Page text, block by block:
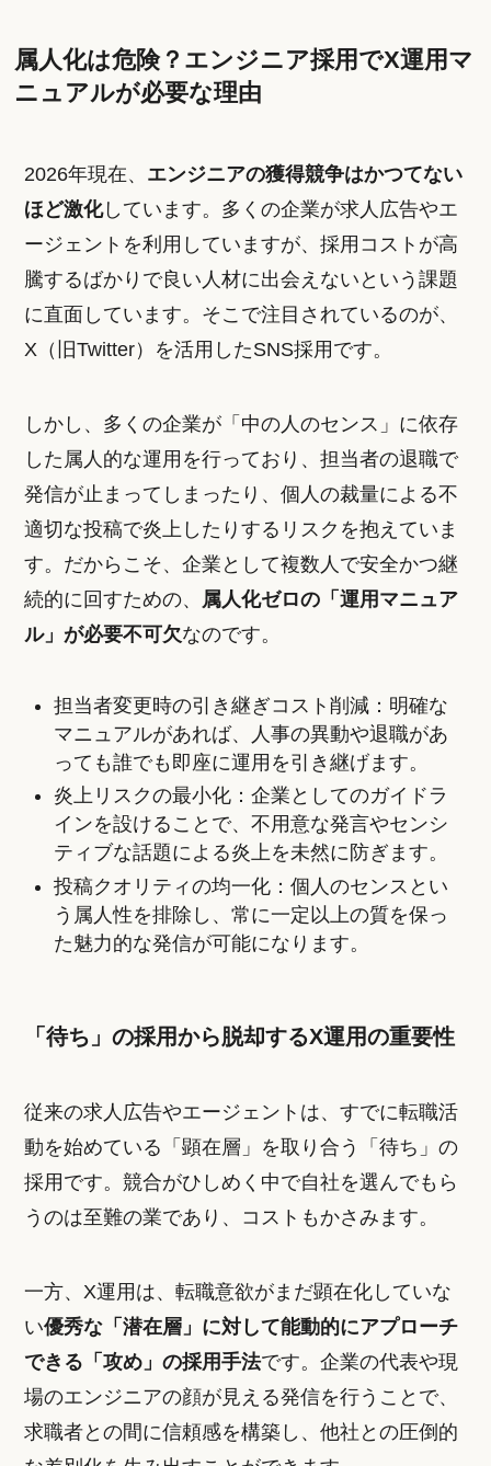
属人化は危険？エンジニア採用でX運用マ
ニュアルが必要な理由
2026年現在、 エンジニアの獲得競争はかつてない
ほど激化しています。多くの企業が求人広告やエ
ージェントを利用していますが、採用コストが高
騰するばかりで良い人材に出会えないという課題
に直面しています。そこで注目されているのが、
X（旧Twitter）を活用したSNS採用です。
しかし、多くの企業が「中の人のセンス」に依存
した属人的な運用を行っており、担当者の退職で
発信が止まってしまったり、個人の裁量による不
適切な投稿で炎上したりするリスクを抱えていま
す。だからこそ、企業として複数人で安全かつ継
続的に回すための、 属人化ゼロの「運用マニュア
ル」が必要不可欠なのです。
担当者変更時の引き継ぎコスト削減：明確な
マニュアルがあれば、人事の異動や退職があ
っても誰でも即座に運用を引き継げます。
炎上リスクの最小化：企業としてのガイドラ
インを設けることで、不用意な発言やセンシ
ティブな話題による炎上を未然に防ぎます。
投稿クオリティの均一化：個人のセンスとい
う属人性を排除し、常に一定以上の質を保っ
た魅力的な発信が可能になります。
「待ち」の採用から脱却するX運用の重要性
従来の求人広告やエージェントは、すでに転職活
動を始めている「顕在層」を取り合う「待ち」の
採用です。競合がひしめく中で自社を選んでもら
うのは至難の業であり、コストもかさみます。
一方、X運用は、転職意欲がまだ顕在化していな
い優秀な「潜在層」に対して能動的にアプローチ
できる「攻め」の採用手法です。企業の代表や現
場のエンジニアの顔が見える発信を行うことで、
求職者との間に信頼感を構築し、他社との圧倒的